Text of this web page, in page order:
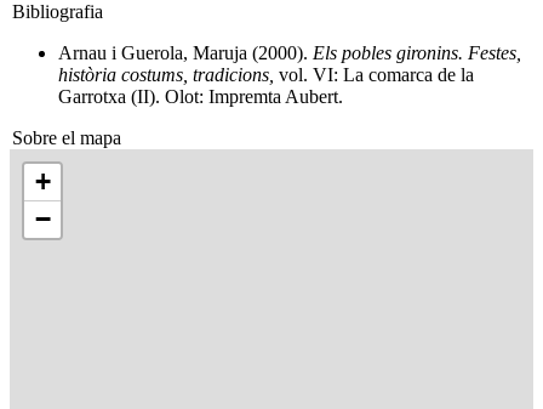
Bibliografia
Arnau i Guerola, Maruja (2000). Els pobles gironins. Festes,
història costums, tradicions, vol. VI: La comarca de la
Garrotxa (II). Olot: Impremta Aubert.
Sobre el mapa
+
−